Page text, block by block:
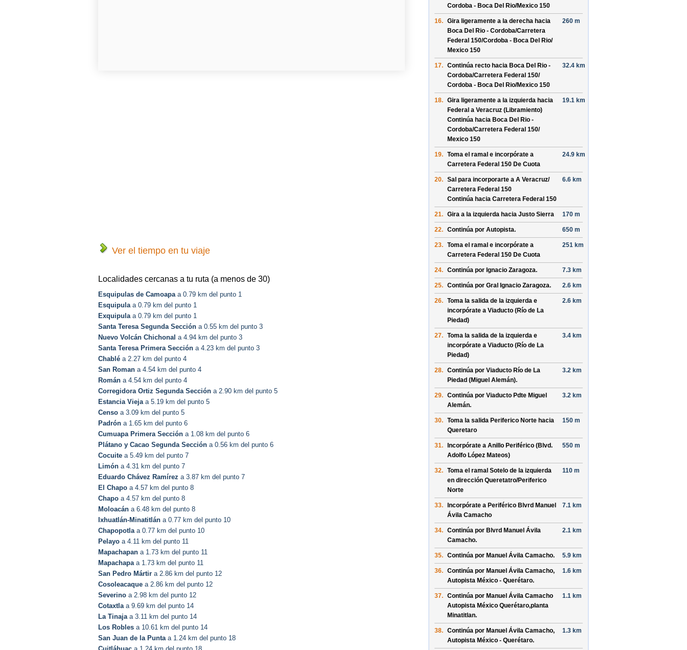
Ver el tiempo en tu viaje
Localidades cercanas a tu ruta (a menos de 30)
Esquipulas de Camoapaa 0.79 km del punto 1
Esquipulaa 0.79 km del punto 1
Exquipulaa 0.79 km del punto 1
Santa Teresa Segunda Sección a 0.55 km del punto 3
Nuevo Volcán Chichonal a 4.94 km del punto 3
Santa Teresa Primera Sección a 4.23 km del punto 3
Chablé a 2.27 km del punto 4
San Roman a 4.54 km del punto 4
Román a 4.54 km del punto 4
Corregidora Ortiz Segunda Sección a 2.90 km del punto 5
Estancia Viejaa 5.19 km del punto 5
Censo a 3.09 km del punto 5
Padrón a 1.65 km del punto 6
Cumuapa Primera Sección a 1.08 km del punto 6
Plátano y Cacao Segunda Sección a 0.56 km del punto 6
Cocuite a 5.49 km del punto 7
Limón a 4.31 km del punto 7
Eduardo Chávez Ramírez a 3.87 km del punto 7
El Chapo a 4.57 km del punto 8
Chapo a 4.57 km del punto 8
Moloacán a 6.48 km del punto 8
Ixhuatlán-Minatitlán a 0.77 km del punto 10
Chapopotlaa 0.77 km del punto 10
Pelayo a 4.11 km del punto 11
Mapachapan a 1.73 km del punto 11
Mapachapaa 1.73 km del punto 11
San Pedro Mártir a 2.86 km del punto 12
Cosoleacaque a 2.86 km del punto 12
Severino a 2.98 km del punto 12
Cotaxtlaa 9.69 km del punto 14
La Tinajaa 3.11 km del punto 14
Los Robles a 10.61 km del punto 14
San Juan de la Puntaa 1.24 km del punto 18
Cordoba - Boca Del Rio/Mexico 150
16. Gira ligeramente a la derecha hacia
Boca Del Rio - Cordoba/Carretera
Federal 150/Cordoba - Boca Del Rio/
Mexico 150
260 m
17. Continúa recto hacia Boca Del Rio -
Cordoba/Carretera Federal 150/
Cordoba - Boca Del Rio/Mexico 150
32.4 km
18. Gira ligeramente a la izquierda hacia
Federal a Veracruz (Libramiento)
Continúa hacia Boca Del Rio -
Cordoba/Carretera Federal 150/
Mexico 150
19.1 km
19. Toma el ramal e incorpórate a
Carretera Federal 150 De Cuota
24.9 km
20. Sal para incorporarte a A Veracruz/
Carretera Federal 150
Continúa hacia Carretera Federal 150
6.6 km
21. Gira a la izquierda hacia Justo Sierra 170 m
22. Continúa por Autopista. 650 m
23. Toma el ramal e incorpórate a
Carretera Federal 150 De Cuota
251 km
24. Continúa por Ignacio Zaragoza. 7.3 km
25. Continúa por Gral Ignacio Zaragoza. 2.6 km
26. Toma la salida de la izquierda e
incorpórate a Viaducto (Río de La
Piedad)
2.6 km
27. Toma la salida de la izquierda e
incorpórate a Viaducto (Río de La
Piedad)
3.4 km
28. Continúa por Viaducto Río de La
Piedad (Miguel Alemán).
3.2 km
29. Continúa por Viaducto Pdte Miguel
Alemán.
3.2 km
30. Toma la salida Periferico Norte hacia
Queretaro
150 m
31. Incorpórate a Anillo Periférico (Blvd.
Adolfo López Mateos)
550 m
32. Toma el ramal Sotelo de la izquierda
en dirección Queretatro/Periferico
Norte
110 m
33. Incorpórate a Periférico Blvrd Manuel
Ávila Camacho
7.1 km
34. Continúa por Blvrd Manuel Ávila
Camacho.
2.1 km
35. Continúa por Manuel Ávila Camacho. 5.9 km
36. Continúa por Manuel Ávila Camacho,
Autopista México - Querétaro.
1.6 km
37. Continúa por Manuel Ávila Camacho
Autopista México Querétaro,planta
Minatitlan.
1.1 km
38. Continúa por Manuel Ávila Camacho,
Autopista México - Querétaro.
1.3 km